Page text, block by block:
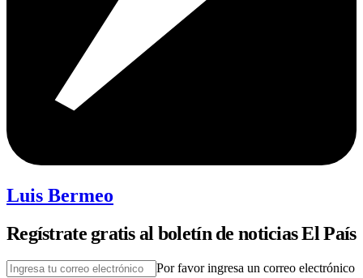
Luis Bermeo
Regístrate gratis al boletín de noticias El País
Por favor ingresa un correo electrónico